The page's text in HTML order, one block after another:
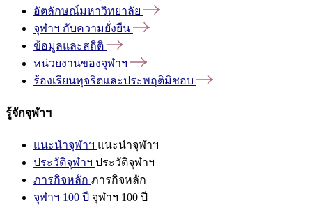
อัตลักษณ์มหาวิทยาลัย
จุฬาฯ กับความยั่งยืน
ข้อมูลและสถิติ
หน่วยงานของจุฬาฯ
ร้องเรียนทุจริตและประพฤติมิชอบ
รู้จักจุฬาฯ
แนะนำจุฬาฯ แนะนำจุฬาฯ
ประวัติจุฬาฯ ประวัติจุฬาฯ
ภารกิจหลัก ภารกิจหลัก
จุฬาฯ 100 ปี จุฬาฯ 100 ปี